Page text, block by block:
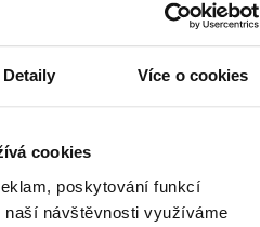
Detaily Více o cookies
cookies
poskytování funkcí
návštěvnosti využíváme